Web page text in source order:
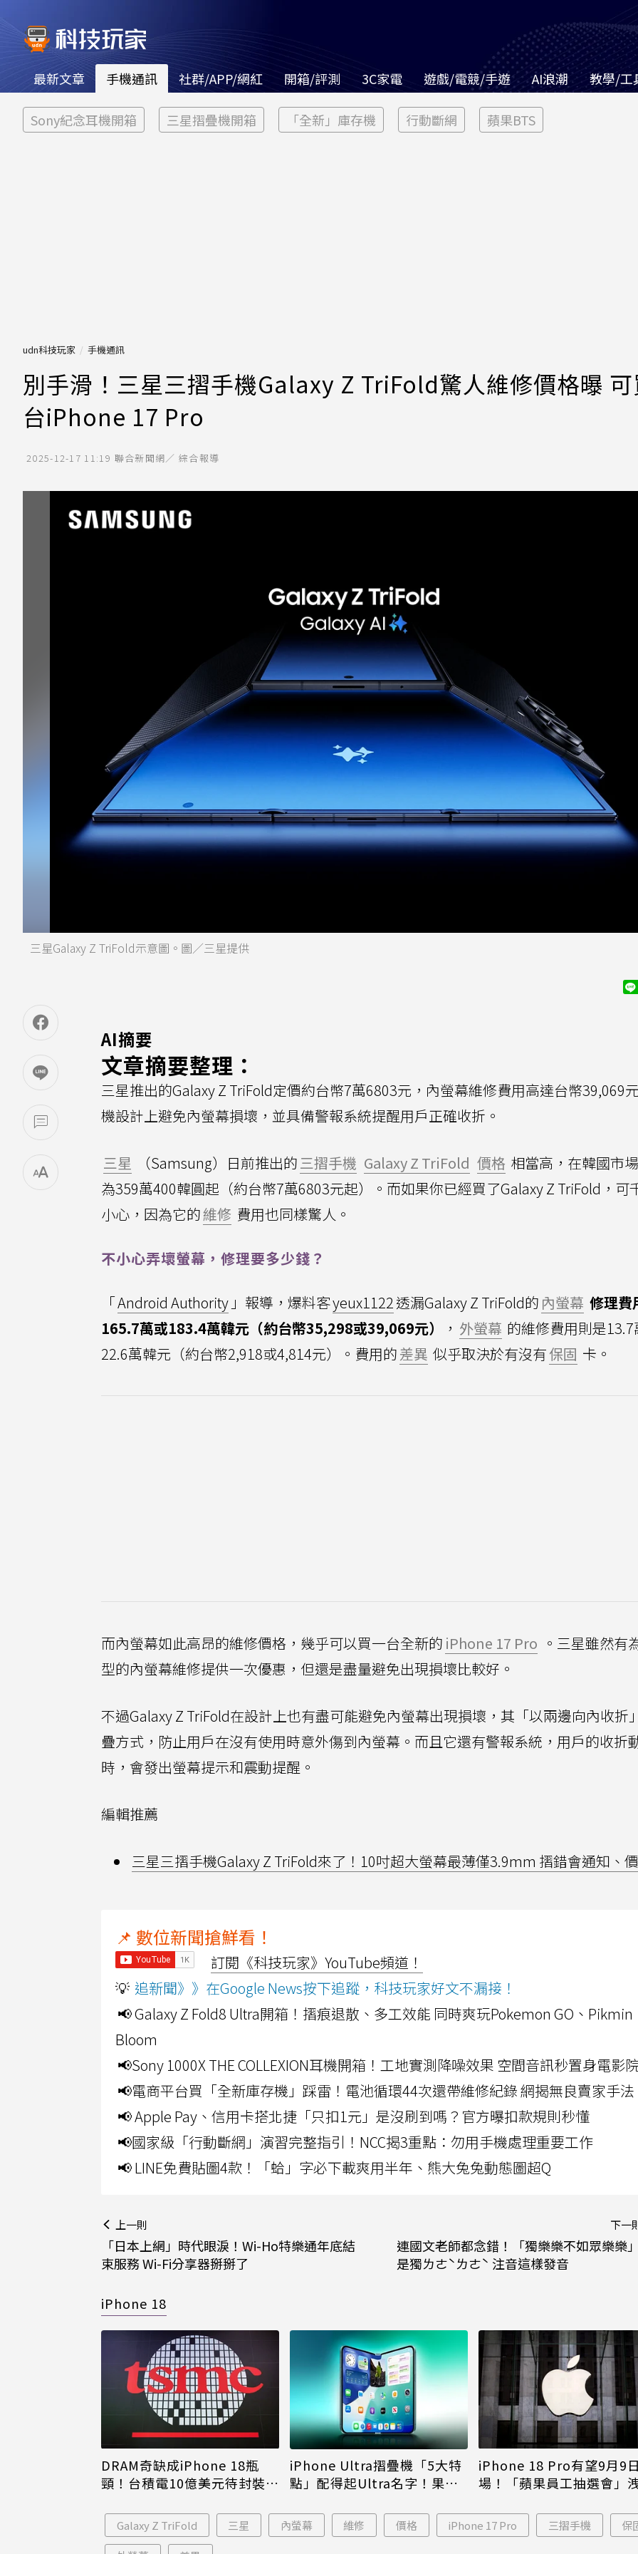
最新文章 手機通訊 社群/APP/網紅 開箱/評測 3C家電 遊戲/電競/手遊 AI浪潮 教學/工
Sony紀念耳機開箱 三星摺疊機開箱 「全新」庫存機 行動斷網 蘋果BTS
udn科技玩家 手機通訊
別手滑！三星三摺手機Galaxy Z TriFold驚人維修價格曝
台iPhone 17 Pro
2025-12-17 11:19 聯合新聞網／ 綜合報導
三星Galaxy Z TriFold示意圖。圖／三星提供
AI摘要
文章摘要整理：
三星推出的Galaxy Z TriFold定價約台幣7萬6803元，內螢幕維修費用高達台幣39,069
機設計上避免內螢幕損壞，並具備警報系統提醒用戶正確收折。
三星 （Samsung）日前推出的三摺手機 Galaxy Z TriFold 價格 相當高，在韓國市
為359萬400韓圓起（約台幣7萬6803元起）。而如果你已經買了Galaxy Z TriFold，可
小心，因為它的維修 費用也同樣驚人。
不小心弄壞螢幕，修理要多少錢？
「Android Authority 」報導，爆料客yeux1122透漏Galaxy Z TriFold的 內螢幕 修理費
165.7萬或183.4萬韓元（約台幣35,298或39,069元）
， 外螢幕 的維修費用則是
22.6萬韓元（約台幣2,918或4,814元）。費用的差異 似乎取決於有沒有保固 卡。
而內螢幕如此高昂的維修價格，幾乎可以買一台全新的 iPhone 17 Pro 。三星雖然有
型的內螢幕維修提供一次優惠，但還是盡量避免出現損壞比較好。
不過Galaxy Z TriFold在設計上也有盡可能避免內螢幕出現損壞，其「以兩邊向內收折
疊方式，防止用戶在沒有使用時意外傷到內螢幕。而且它還有警報系統，用戶的收折
時，會發出螢幕提示和震動提醒。
編輯推薦
三星三摺手機Galaxy Z TriFold來了！10吋超大螢幕最薄僅3.9mm 摺錯會通知、
📌 數位新聞搶鮮看！
訂閱《科技玩家》YouTube頻道！
💡 追新聞》》在Google News按下追蹤，科技玩家好文不漏接！
📢 Galaxy Z Fold8 Ultra開箱！摺痕退散、多工效能 同時爽玩Pokemon GO、Pikmin
Bloom
📢Sony 1000X THE COLLEXION耳機開箱！工地實測降噪效果 空間音訊秒置身電影
📢電商平台買「全新庫存機」踩雷！電池循環44次還帶維修紀錄 網揭無良賣家手法
📢 Apple Pay、信用卡搭北捷「只扣1元」是沒刷到嗎？官方曝扣款規則秒懂
📢國家級「行動斷網」演習完整指引！NCC揭3重點：勿用手機處理重要工作
📢 LINE免費貼圖4款！「蛤」字必下載爽用半年、熊大兔兔動態圖超Q
上一則
「日本上網」時代眼淚！Wi-Ho特樂通年底結
束服務 Wi-Fi分享器掰掰了
下一
連國文老師都念錯！「獨樂樂不如眾樂樂
是獨ㄌㄜˋㄌㄜˋ 注音這樣發音
iPhone 18
DRAM奇缺成iPhone 18瓶
頸！台積電10億美元待封裝晶
iPhone Ultra摺疊機「5大特
點」配得起Ultra名字！果粉
iPhone 18 Pro有望9月9
場！「蘋果員工抽選會」
Galaxy Z TriFold 三星 內螢幕 維修 價格 iPhone 17 Pro 三摺手機 保